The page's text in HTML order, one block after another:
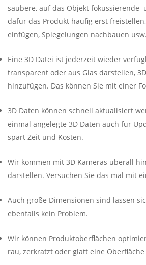
saubere, auf das Objekt fokussierende
dafür das Produkt häufig erst
einfügen, Spiegelungen nachbauen usw.
Eine 3D Datei ist jederzeit wieder
transparent oder aus Glas darstellen,
hinzufügen. Das können Sie mit einer
3D Daten können schnell aktualisiert
einmal angelegte 3D Daten auch für
spart Zeit und Kosten.
Wir kommen mit 3D Kameras überall
darstellen. Versuchen Sie das mal mit
Auch große Dimensionen sind lassen
ebenfalls kein Problem.
Wir können Produktoberflächen
rau, zerkratzt oder glatt eine